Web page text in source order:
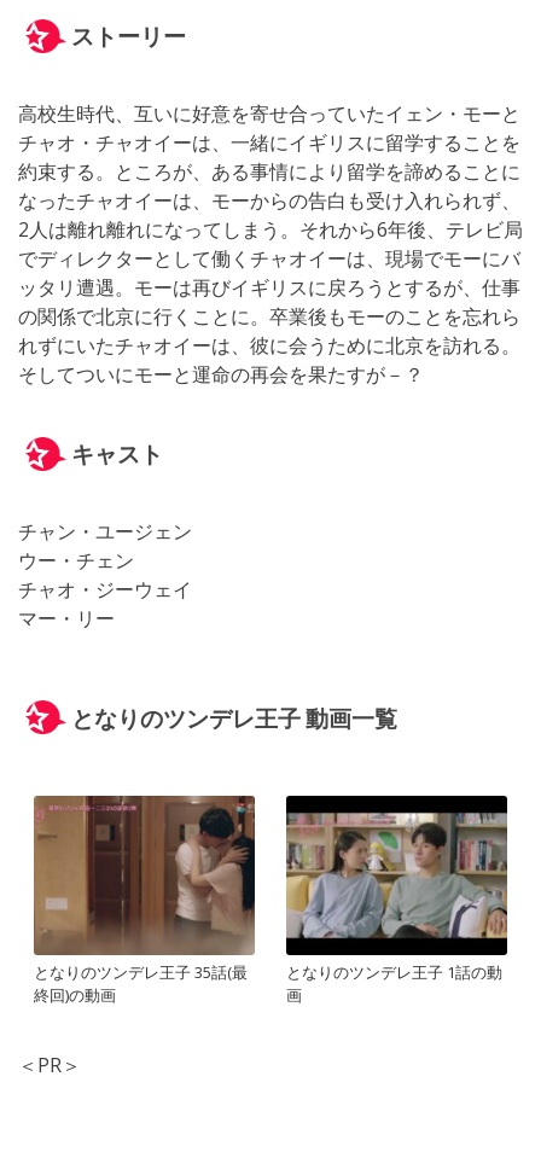
ストーリー
高校生時代、互いに好意を寄せ合っていたイェン・モーと
チャオ・チャオイーは、一緒にイギリスに留学することを
約束する。ところが、ある事情により留学を諦めることに
なったチャオイーは、モーからの告白も受け入れられず、
2人は離れ離れになってしまう。それから6年後、テレビ局
でディレクターとして働くチャオイーは、現場でモーにバ
ッタリ遭遇。モーは再びイギリスに戻ろうとするが、仕事
の関係で北京に行くことに。卒業後もモーのことを忘れら
れずにいたチャオイーは、彼に会うために北京を訪れる。
そしてついにモーと運命の再会を果たすが－？
キャスト
チャン・ユージェン
ウー・チェン
チャオ・ジーウェイ
マー・リー
となりのツンデレ王子 動画一覧
となりのツンデレ王子 35話(最
終回)の動画
となりのツンデレ王子 1話の動
画
＜PR＞